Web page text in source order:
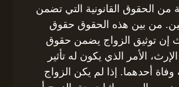
الحقوق القانونية التي تضمن
من بين هذه الحقوق حقوق
إن توثيق الزواج يضمن حقوق
الأمر الذي يكون له تأثير
أحدهما. إذا لم يكن الزواج